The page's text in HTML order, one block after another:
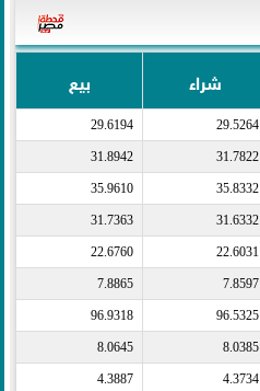
شراء بيع
29.5264
29.6194
31.7822
31.8942
35.8332
35.9610
31.6332
31.7363
22.6031
22.6760
7.8597
7.8865
96.5325
96.9318
8.0385
8.0645
4.3734
4.3887